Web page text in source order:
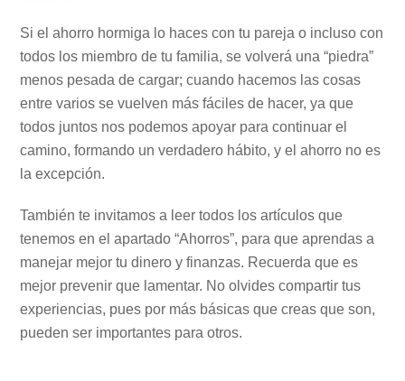
Si el ahorro hormiga lo haces con tu pareja o incluso con
todos los miembro de tu familia, se volverá una “piedra”
menos pesada de cargar; cuando hacemos las cosas
entre varios se vuelven más fáciles de hacer, ya que
todos juntos nos podemos apoyar para continuar el
camino, formando un verdadero hábito, y el ahorro no es
la excepción.
También te invitamos a leer todos los artículos que
tenemos en el apartado “Ahorros”, para que aprendas a
manejar mejor tu dinero y finanzas. Recuerda que es
mejor prevenir que lamentar. No olvides compartir tus
experiencias, pues por más básicas que creas que son,
pueden ser importantes para otros.